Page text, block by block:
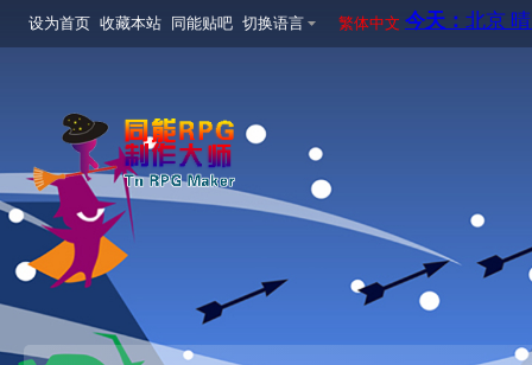
设为首页 收藏本站 同能贴吧 切换语言 繁体中文